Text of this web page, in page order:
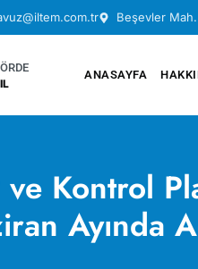
Beşevler
ANASAYFA
Kontrol
Ayında